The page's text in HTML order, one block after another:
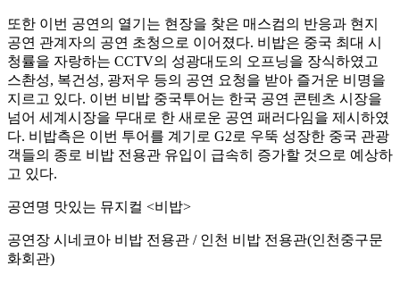
또한 이번 공연의 열기는 현장을 찾은 매스컴의 반응과 현지
공연 관계자의 공연 초청으로 이어졌다. 비밥은 중국 최대 시
청률을 자랑하는 CCTV의 성광대도의 오프닝을 장식하였고
스촨성, 복건성, 광저우 등의 공연 요청을 받아 즐거운 비명을
지르고 있다. 이번 비밥 중국투어는 한국 공연 콘텐츠 시장을
넘어 세계시장을 무대로 한 새로운 공연 패러다임을 제시하였
다. 비밥측은 이번 투어를 계기로 G2로 우뚝 성장한 중국 관광
객들의 종로 비밥 전용관 유입이 급속히 증가할 것으로 예상하
고 있다.
공연명 맛있는 뮤지컬 <비밥>
공연장 시네코아 비밥 전용관 / 인천 비밥 전용관(인천중구문
화회관)